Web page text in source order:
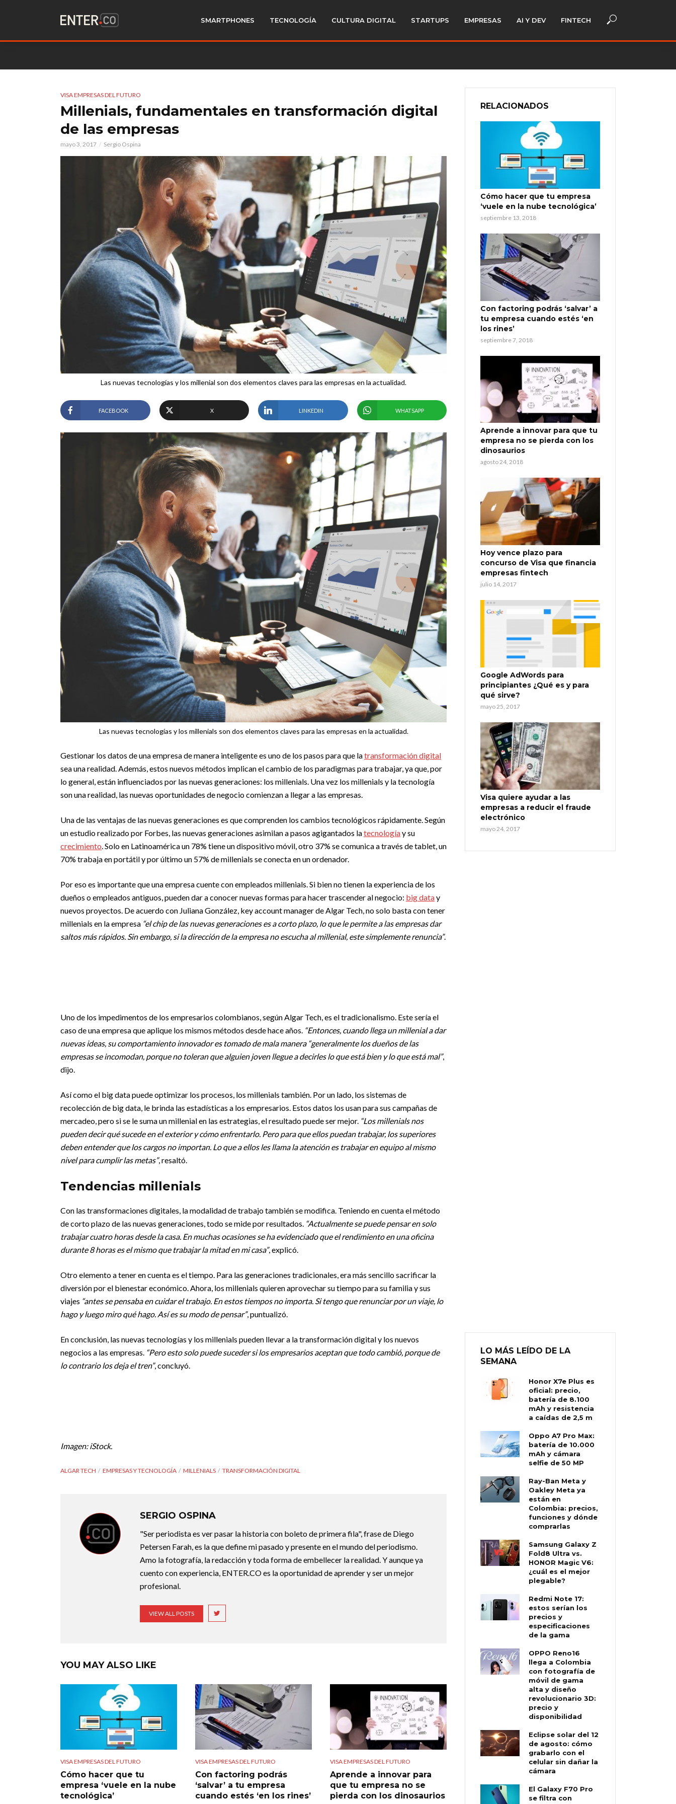
SMARTPHONES TECNOLOGÍA CULTURA DIGITAL STARTUPS EMPRESAS AI Y DEV FINTECH
VISA EMPRESAS DEL FUTURO
Millenials, fundamentales en transformación digital
de las empresas
mayo 3, 2017 Sergio Ospina
Las nuevas tecnologías y los millenial son dos elementos claves para las empresas en la actualidad.
FACEBOOK X LINKEDIN WHATSAPP
Las nuevas tecnologías y los millenials son dos elementos claves para las empresas en la actualidad.
Gestionar los datos de una empresa de manera inteligente es uno de los pasos para que latransformación digital
sea una realidad. Además, estos nuevos métodos implican el cambio de los paradigmas para trabajar, ya que, por
lo general, están influenciados por las nuevas generaciones: los millenials. Una vez los millenials y la tecnología
son una realidad, las nuevas oportunidades de negocio comienzan a llegar a las empresas.
Una de las ventajas de las nuevas generaciones es que comprenden los cambios tecnológicos rápidamente. Según
un estudio realizado por Forbes, las nuevas generaciones asimilan a pasos agigantados latecnologíay su
crecimiento. Solo en Latinoamérica un 78% tiene un dispositivo móvil, otro 37% se comunica a través de tablet, un
70% trabaja en portátil y por último un 57% de millenials se conecta en un ordenador.
Por eso es importante que una empresa cuente con empleados millenials. Si bien no tienen la experiencia de los
dueños o empleados antiguos, pueden dar a conocer nuevas formas para hacer trascender al negocio: big datay
nuevos proyectos. De acuerdo con Juliana González, key account manager de Algar Tech, no solo basta con tener
millenials en la empresa “el chip de las nuevas generaciones es a corto plazo, lo que le permite a las empresas dar
saltos más rápidos. Sin embargo, si la dirección de la empresa no escucha al millenial, este simplemente renuncia”.
Uno de los impedimentos de los empresarios colombianos, según Algar Tech, es el tradicionalismo. Este sería el
caso de una empresa que aplique los mismos métodos desde hace años. “Entonces, cuando llega un millenial a dar
nuevas ideas, su comportamiento innovador es tomado de mala manera “generalmente los dueños de las
empresas se incomodan, porque no toleran que alguien joven llegue a decirles lo que está bien y lo que está mal”,
dijo.
Así como el big data puede optimizar los procesos, los millenials también. Por un lado, los sistemas de
recolección de big data, le brinda las estadísticas a los empresarios. Estos datos los usan para sus campañas de
mercadeo, pero si se le suma un millenial en las estrategias, el resultado puede ser mejor. “Los millenials nos
pueden decir qué sucede en el exterior y cómo enfrentarlo. Pero para que ellos puedan trabajar, los superiores
deben entender que los cargos no importan. Lo que a ellos les llama la atención es trabajar en equipo al mismo
nivel para cumplir las metas”, resaltó.
Tendencias millenials
Con las transformaciones digitales, la modalidad de trabajo también se modifica. Teniendo en cuenta el método
de corto plazo de las nuevas generaciones, todo se mide por resultados. “Actualmente se puede pensar en solo
trabajar cuatro horas desde la casa. En muchas ocasiones se ha evidenciado que el rendimiento en una oficina
durante 8 horas es el mismo que trabajar la mitad en mi casa”, explicó.
Otro elemento a tener en cuenta es el tiempo. Para las generaciones tradicionales, era más sencillo sacrificar la
diversión por el bienestar económico. Ahora, los millenials quieren aprovechar su tiempo para su familia y sus
viajes “antes se pensaba en cuidar el trabajo. En estos tiempos no importa. Si tengo que renunciar por un viaje, lo
hago y luego miro qué hago. Así es su modo de pensar”, puntualizó.
En conclusión, las nuevas tecnologías y los millenials pueden llevar a la transformación digital y los nuevos
negocios a las empresas. “Pero esto solo puede suceder si los empresarios aceptan que todo cambió, porque de
lo contrario los deja el tren”, concluyó.
Imagen: iStock.
ALGAR TECH EMPRESAS Y TECNOLOGÍA MILLENIALS TRANSFORMACIÓN DIGITAL
SERGIO OSPINA
"Ser periodista es ver pasar la historia con boleto de primera fila", frase de Diego
Petersen Farah, es la que define mi pasado y presente en el mundo del periodismo.
Amo la fotografía, la redacción y toda forma de embellecer la realidad. Y aunque ya
cuento con experiencia, ENTER.CO es la oportunidad de aprender y ser un mejor
profesional.
VIEW ALL POSTS
YOU MAY ALSO LIKE
VISA EMPRESAS DEL FUTURO
Cómo hacer que tu
empresa ‘vuele en la nube
tecnológica’
VISA EMPRESAS DEL FUTURO
Con factoring podrás
‘salvar’ a tu empresa
cuando estés ‘en los rines’
VISA EMPRESAS DEL FUTURO
Aprende a innovar para
que tu empresa no se
pierda con los dinosaurios
RELACIONADOS
Cómo hacer que tu empresa
‘vuele en la nube tecnológica’
septiembre 13, 2018
Con factoring podrás ‘salvar’ a
tu empresa cuando estés ‘en
los rines’
septiembre 7, 2018
Aprende a innovar para que tu
empresa no se pierda con los
dinosaurios
agosto 24, 2018
Hoy vence plazo para
concurso de Visa que financia
empresas fintech
julio 14, 2017
Google AdWords para
principiantes ¿Qué es y para
qué sirve?
mayo 25, 2017
Visa quiere ayudar a las
empresas a reducir el fraude
electrónico
mayo 24, 2017
LO MÁS LEÍDO DE LA
SEMANA
Honor X7e Plus es
oficial: precio,
batería de 8.100
mAh y resistencia
a caídas de 2,5 m
Oppo A7 Pro Max:
batería de 10.000
mAh y cámara
selfie de 50 MP
Ray-Ban Meta y
Oakley Meta ya
están en
Colombia: precios,
funciones y dónde
comprarlas
Samsung Galaxy Z
Fold8 Ultra vs.
HONOR Magic V6:
¿cuál es el mejor
plegable?
Redmi Note 17:
estos serían los
precios y
especificaciones
de la gama
OPPO Reno16
llega a Colombia
con fotografía de
móvil de gama
alta y diseño
revolucionario 3D:
precio y
disponibilidad
Eclipse solar del 12
de agosto: cómo
grabarlo con el
celular sin dañar la
cámara
El Galaxy F70 Pro
se filtra con